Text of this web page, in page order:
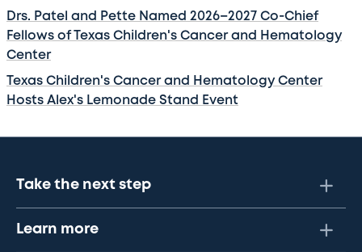
Drs. Patel and Pette Named 2026–2027 Co-Chief
Fellows of Texas Children's Cancer and Hematology
Center
Texas Children's Cancer and Hematology Center
Hosts Alex's Lemonade Stand Event
Take the next step
Learn more